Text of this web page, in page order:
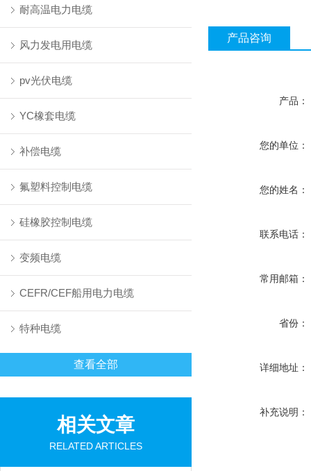
耐高温电力电缆
风力发电用电缆
pv光伏电缆
YC橡套电缆
补偿电缆
氟塑料控制电缆
硅橡胶控制电缆
变频电缆
CEFR/CEF船用电力电缆
特种电缆
查看全部
相关文章
RELATED ARTICLES
产品咨询
产品：
您的单位：
您的姓名：
联系电话：
常用邮箱：
省份：
详细地址：
补充说明：